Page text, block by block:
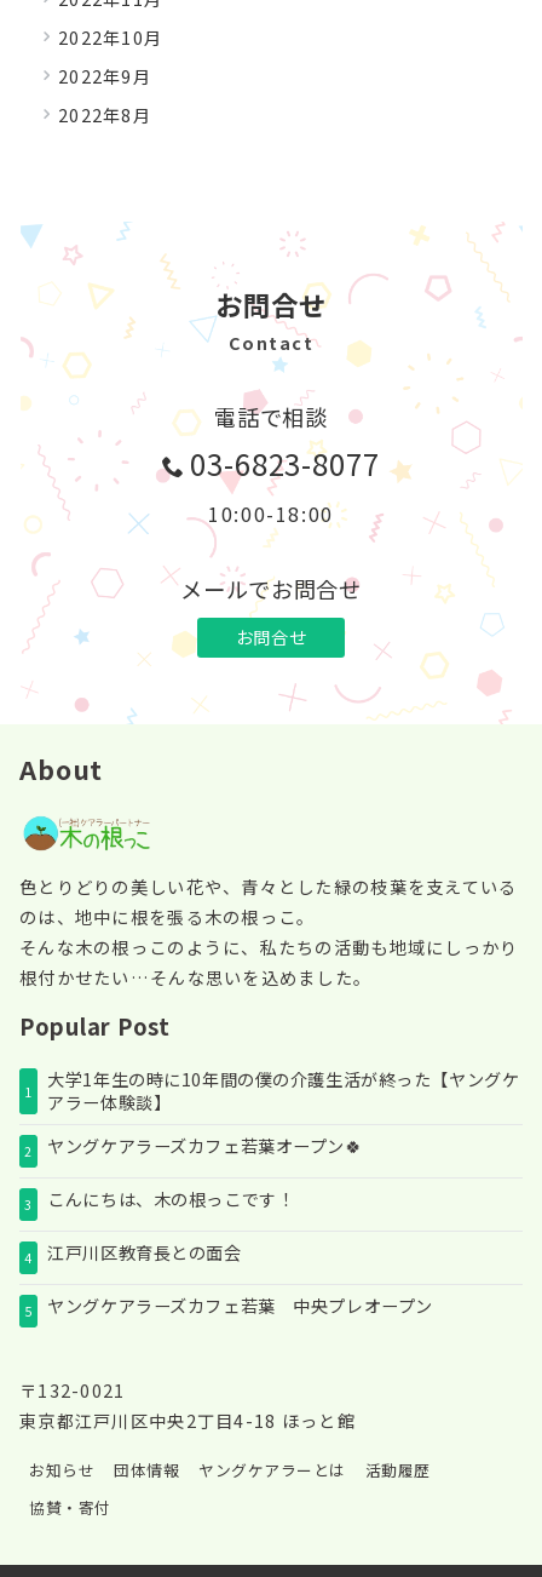
2022年10月
2022年9月
2022年8月
お問合せ
Contact
電話で相談
03-6823-8077
10:00-18:00
メールでお問合せ
お問合せ
About
色とりどりの美しい花や、青々とした緑の枝葉を支えている
のは、地中に根を張る木の根っこ。
そんな木の根っこのように、私たちの活動も地域にしっかり
根付かせたい…そんな思いを込めました。
Popular Post
1
大学1年生の時に10年間の僕の介護生活が終った【ヤングケ
アラー体験談】
2 ヤングケアラーズカフェ若葉オープン🍀
3 こんにちは、木の根っこです！
4 江戸川区教育長との面会
5 ヤングケアラーズカフェ若葉 中央プレオープン
〒132-0021
東京都江戸川区中央2丁目4-18 ほっと館
お知らせ 団体情報 ヤングケアラーとは
活動履歴
協賛・寄付